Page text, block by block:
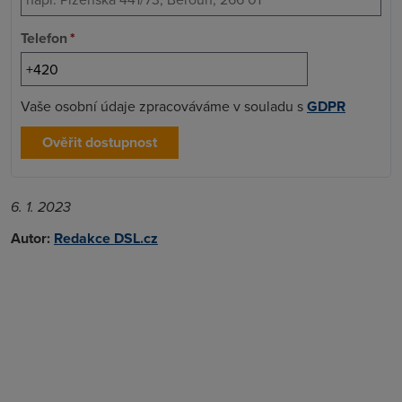
Telefon*
Vaše osobní údaje zpracováváme v souladu sGDPR
Ověřit dostupnost
6. 1. 2023
Autor: Redakce DSL.cz